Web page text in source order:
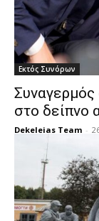
Εκτός Συνόρων
στο δείπνο
Dekeleias Team -